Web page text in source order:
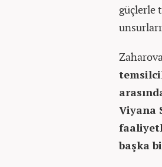
güçlerle
Viyana
başka